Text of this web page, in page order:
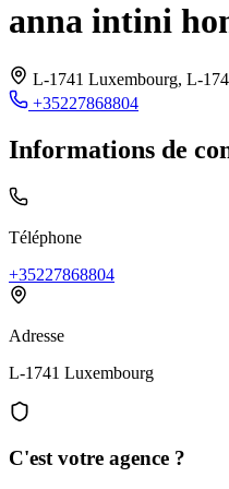
anna intini
L-1741 Luxembourg, L-
+35227868804
Informations de
Téléphone
+35227868804
Adresse
L-1741 Luxembourg
C'est votre agence ?